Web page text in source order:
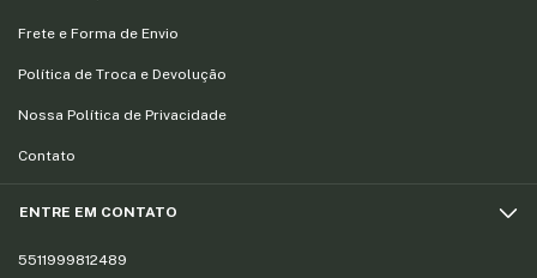
Frete e Forma de Envio
Política de Troca e Devolução
Nossa Política de Privacidade
Contato
ENTRE EM CONTATO
5511999812489